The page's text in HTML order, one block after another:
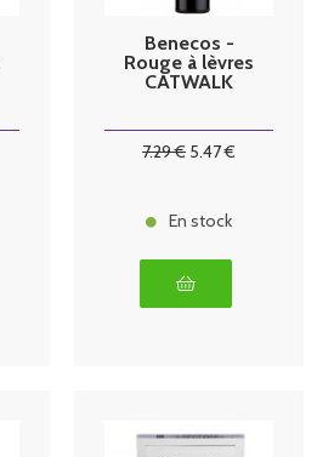
Benecos -
Rouge à lèvres
CATWALK
7.29€ 5.47€
En stock